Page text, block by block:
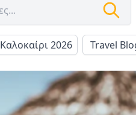
Καλοκαίρι 2026 Travel